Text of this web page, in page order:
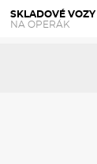
SKLADOVÉ VOZY
NA OPERÁK